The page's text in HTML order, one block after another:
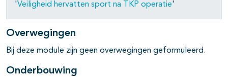
'Veiligheid hervatten sport na TKP operatie'
Overwegingen
Bij deze module zijn geen overwegingen geformuleerd.
Onderbouwing